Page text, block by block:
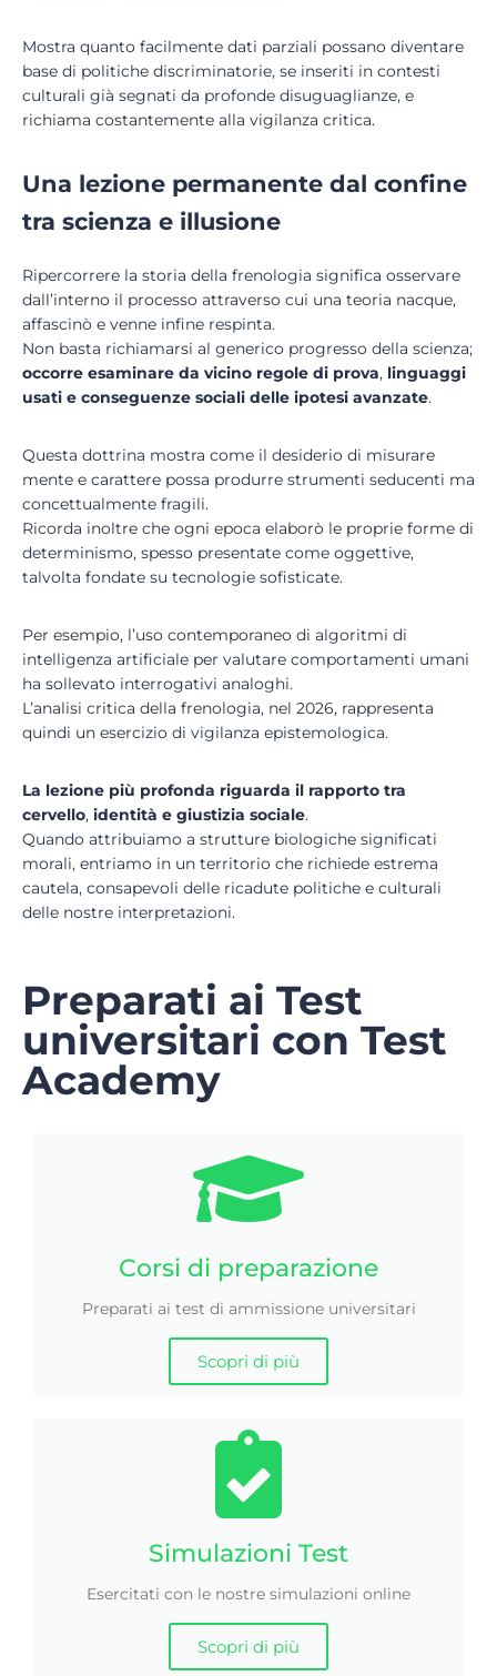
Mostra quanto facilmente dati parziali possano diventare
base di politiche discriminatorie, se inseriti in contesti
culturali già segnati da profonde disuguaglianze, e
richiama costantemente alla vigilanza critica.
Una lezione permanente dal confine
tra scienza e illusione
Ripercorrere la storia della frenologia significa osservare
dall’interno il processo attraverso cui una teoria nacque,
affascinò e venne infine respinta.
Non basta richiamarsi al generico progresso della scienza;
occorre esaminare da vicino regole di prova, linguaggi
usati e conseguenze sociali delle ipotesi avanzate.
Questa dottrina mostra come il desiderio di misurare
mente e carattere possa produrre strumenti seducenti ma
concettualmente fragili.
Ricorda inoltre che ogni epoca elaborò le proprie forme di
determinismo, spesso presentate come oggettive,
talvolta fondate su tecnologie sofisticate.
Per esempio, l’uso contemporaneo di algoritmi di
intelligenza artificiale per valutare comportamenti umani
ha sollevato interrogativi analoghi.
L’analisi critica della frenologia, nel 2026, rappresenta
quindi un esercizio di vigilanza epistemologica.
La lezione più profonda riguarda il rapporto tra
cervello, identità e giustizia sociale.
Quando attribuiamo a strutture biologiche significati
morali, entriamo in un territorio che richiede estrema
cautela, consapevoli delle ricadute politiche e culturali
delle nostre interpretazioni.
Preparati ai Test
universitari con Test
Academy
Corsi di preparazione
Preparati ai test di ammissione universitari
Scopri di più
Simulazioni Test
Esercitati con le nostre simulazioni online
Scopri di più